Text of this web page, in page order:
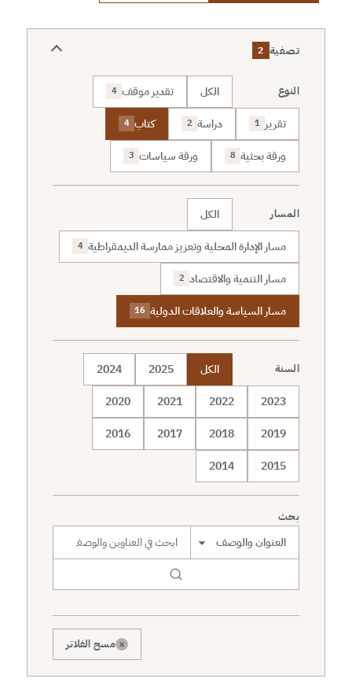
تصفية 2
النوع الكل تقدير موقف 4
تقرير 1 دراسة 2 كتاب 4
ورقة بحثية 8 ورقة سياسات 3
المسار
الكل
مسار الإدارة المحلية وتعزيز ممارسة الديمقراطية 4
مسار التنمية والاقتصاد 2
مسار السياسة والعلاقات الدولية 16
السنة الكل 2025
2024
2023
2022
2021
2020
2019
2018
2017
2016
2015
2014
بحث
× مسح الفلاتر